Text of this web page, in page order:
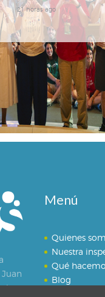
21 horas ago
Menú
Quienes
Nuestra
Qué
Blog